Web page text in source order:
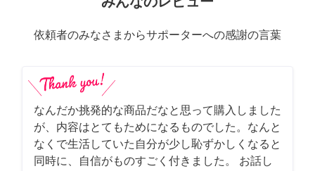
依頼者のみなさまからサポーターへの感謝の言葉
なんだか挑発的な商品だなと思って購入しました
が、内容はとてもためになるものでした。なんと
なくで生活していた自分が少し恥ずかしくなると
同時に、自信がものすごく付きました。 お話し